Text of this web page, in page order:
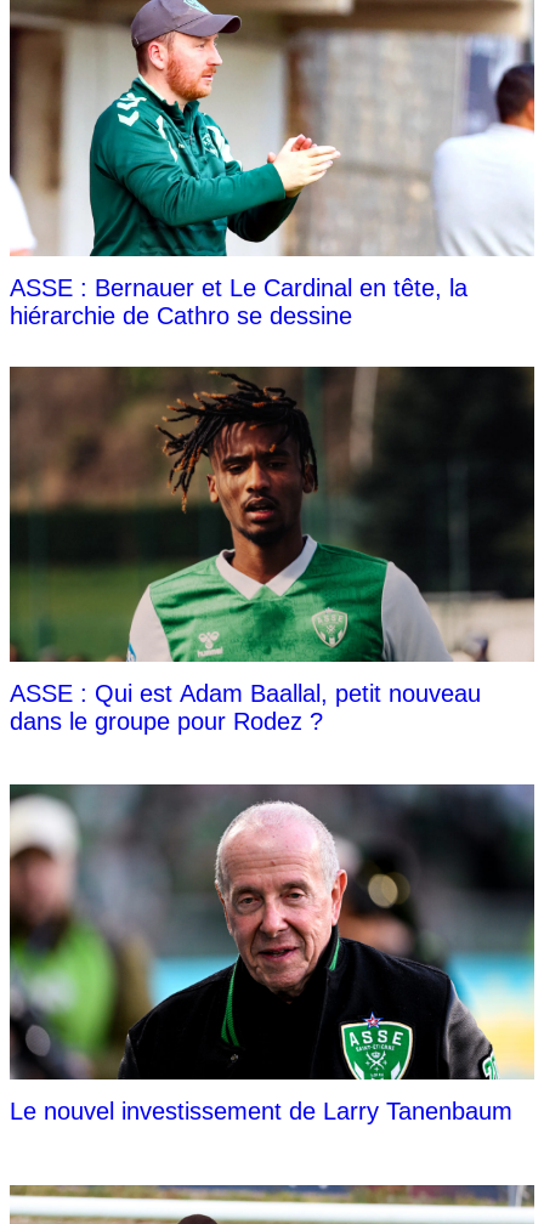
ASSE : Bernauer et Le Cardinal en tête, la
hiérarchie de Cathro se dessine
ASSE : Qui est Adam Baallal, petit nouveau
dans le groupe pour Rodez ?
Le nouvel investissement de Larry Tanenbaum